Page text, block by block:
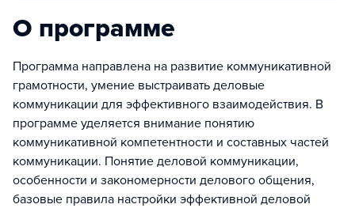
О программе
Программа направлена на развитие коммуникативной
грамотности, умение выстраивать деловые
коммуникации для эффективного взаимодействия. В
программе уделяется внимание понятию
коммуникативной компетентности и составных частей
коммуникации. Понятие деловой коммуникации,
особенности и закономерности делового общения,
базовые правила настройки эффективной деловой